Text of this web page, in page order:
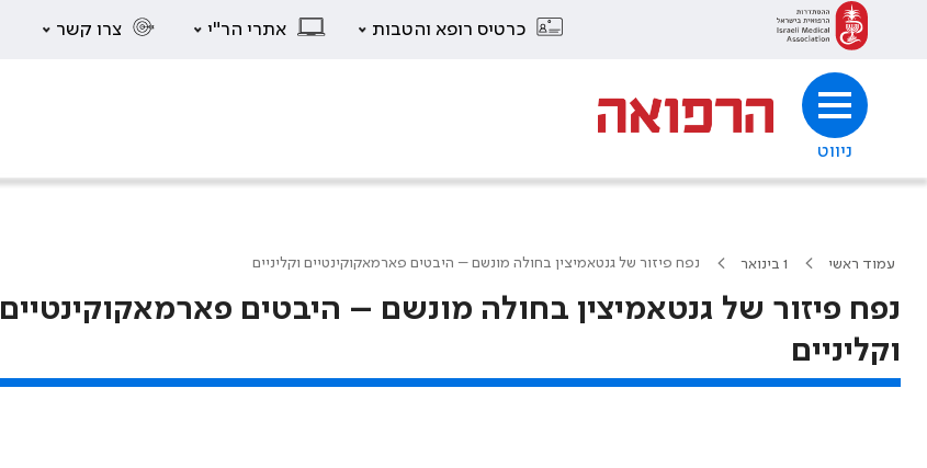
כרטיס רופא והטבות אתרי הר"י צרו קשר
ניווט
עמוד ראשי 1 בינואר נפח פיזור של גנטאמיצין בחולה מונשם – היבטים פארמאקוקינטיים וקליניים
נפח פיזור של גנטאמיצין בחולה מונשם – היבטים פארמאקוקינטיים
וקליניים